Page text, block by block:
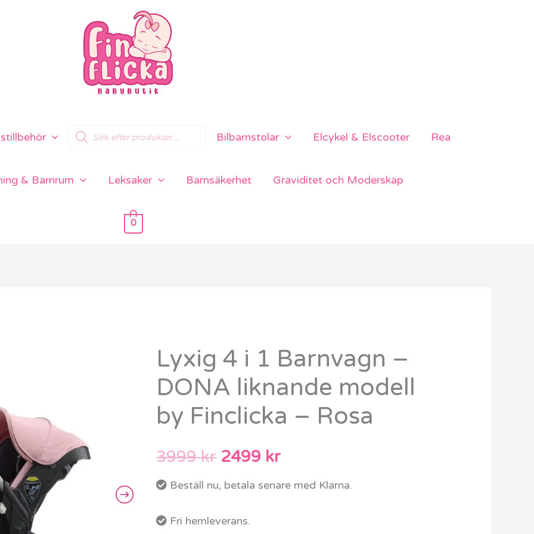
Products
search
Bilbarnstolar Elcykel & Elscooter Rea
& Barnrum Leksaker Barnsäkerhet Graviditet och Moderskap
0
Lyxig 4 i 1 Barnvagn –
DONA liknande modell
by Finclicka – Rosa
3999kr
Det
ursprungliga
priset
var:
3999 kr.
2499 kr
Det
nuvarande
priset
är:
2499 kr.
Beställ nu, betala senare med Klarna.
Fri hemleverans.